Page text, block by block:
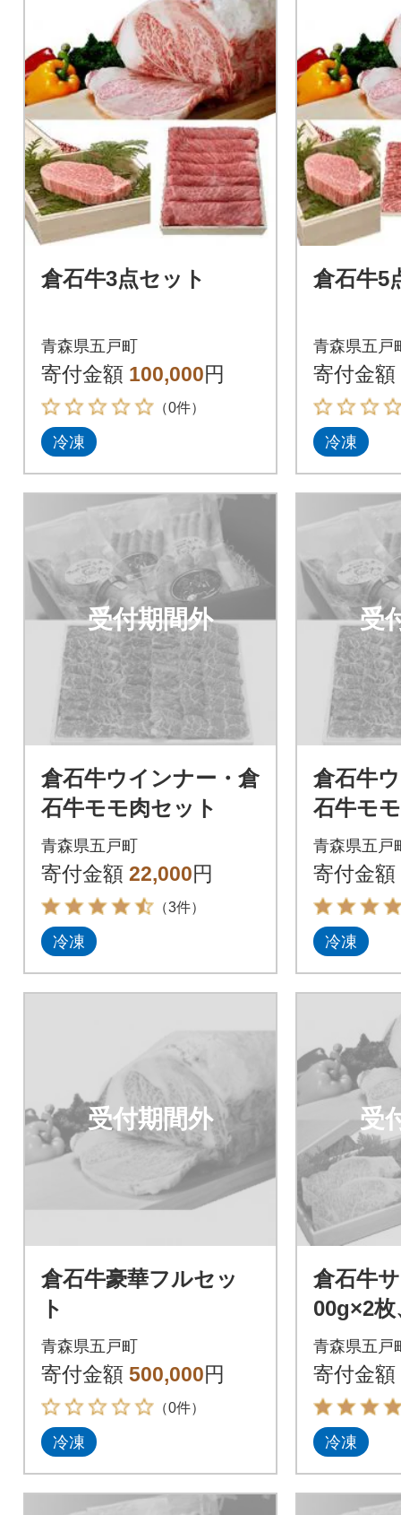
倉石牛3点セット
青森県五戸町
寄付金額 100,000円
（0件）
冷凍
倉石牛5
青森県五戸
寄付金額
冷凍
受付期間外
倉石牛ウインナー・倉
石牛モモ肉セット
青森県五戸町
寄付金額 22,000円
（3件）
冷凍
受
倉石牛
石牛モ
セット
青森県五戸
寄付金額
冷凍
受付期間外
倉石牛豪華フルセッ
ト
青森県五戸町
寄付金額 500,000円
（0件）
冷凍
受
倉石牛
00g×2
ンナー
青森県五戸
寄付金額
冷凍